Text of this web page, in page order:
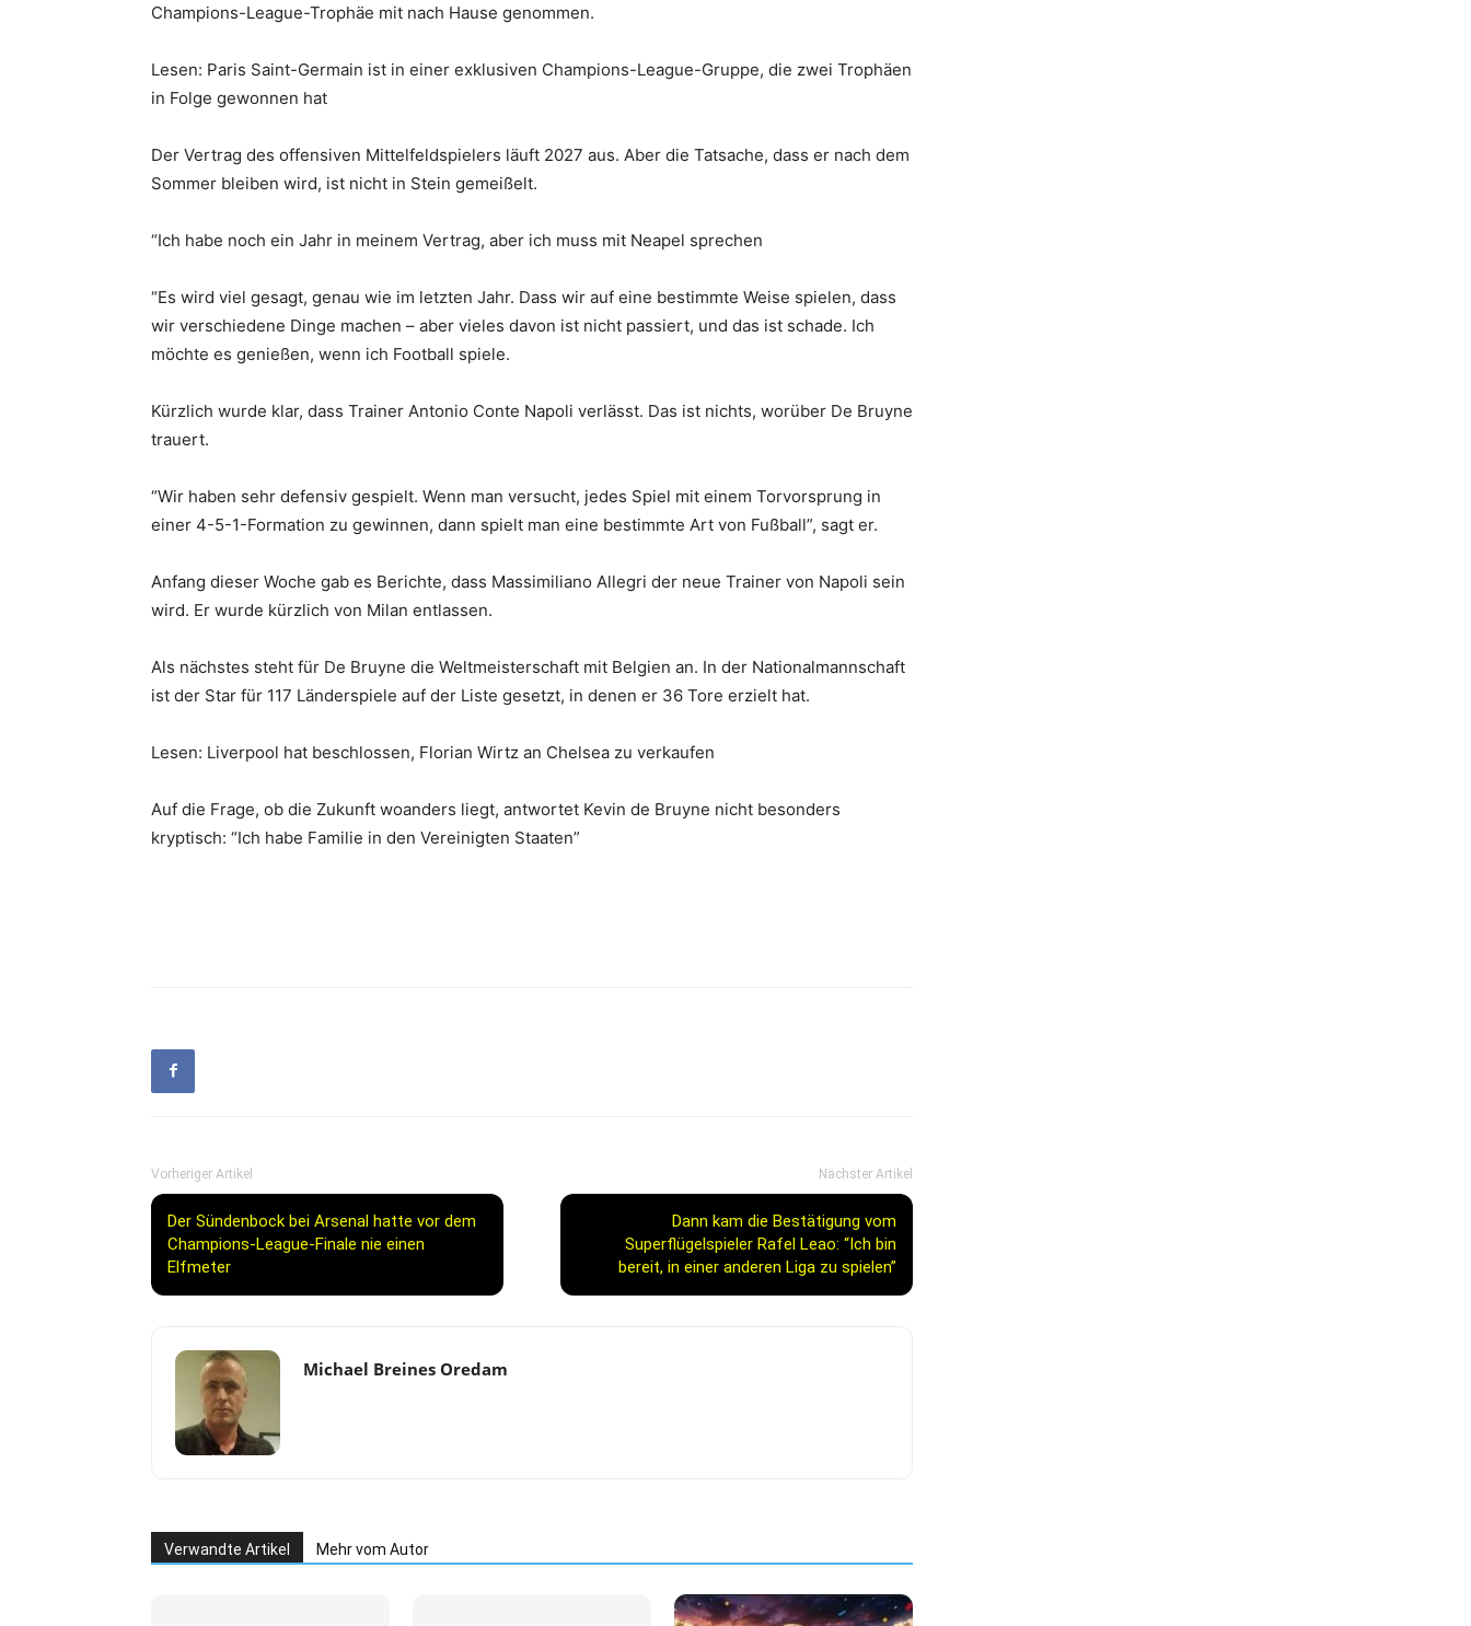
Champions-League-Trophäe mit nach Hause genommen.
Lesen: Paris Saint-Germain ist in einer exklusiven Champions-League-Gruppe, die zwei Trophäen
in Folge gewonnen hat
Der Vertrag des offensiven Mittelfeldspielers läuft 2027 aus. Aber die Tatsache, dass er nach dem
Sommer bleiben wird, ist nicht in Stein gemeißelt.
“Ich habe noch ein Jahr in meinem Vertrag, aber ich muss mit Neapel sprechen
“Es wird viel gesagt, genau wie im letzten Jahr. Dass wir auf eine bestimmte Weise spielen, dass
wir verschiedene Dinge machen – aber vieles davon ist nicht passiert, und das ist schade. Ich
möchte es genießen, wenn ich Football spiele.
Kürzlich wurde klar, dass Trainer Antonio Conte Napoli verlässt. Das ist nichts, worüber De Bruyne
trauert.
“Wir haben sehr defensiv gespielt. Wenn man versucht, jedes Spiel mit einem Torvorsprung in
einer 4-5-1-Formation zu gewinnen, dann spielt man eine bestimmte Art von Fußball”, sagt er.
Anfang dieser Woche gab es Berichte, dass Massimiliano Allegri der neue Trainer von Napoli sein
wird. Er wurde kürzlich von Milan entlassen.
Als nächstes steht für De Bruyne die Weltmeisterschaft mit Belgien an. In der Nationalmannschaft
ist der Star für 117 Länderspiele auf der Liste gesetzt, in denen er 36 Tore erzielt hat.
Lesen: Liverpool hat beschlossen, Florian Wirtz an Chelsea zu verkaufen
Auf die Frage, ob die Zukunft woanders liegt, antwortet Kevin de Bruyne nicht besonders
kryptisch: “Ich habe Familie in den Vereinigten Staaten”
Vorheriger Artikel
Der Sündenbock bei Arsenal hatte vor dem
Champions-League-Finale nie einen
Elfmeter
Nächster Artikel
Dann kam die Bestätigung vom
Superflügelspieler Rafel Leao: “Ich bin
bereit, in einer anderen Liga zu spielen”
Michael Breines Oredam
Verwandte Artikel Mehr vom Autor